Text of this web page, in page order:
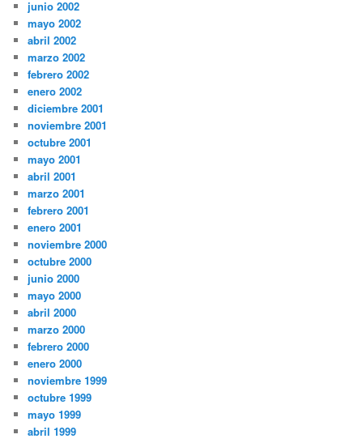
junio 2002
mayo 2002
abril 2002
marzo 2002
febrero 2002
enero 2002
diciembre 2001
noviembre 2001
octubre 2001
mayo 2001
abril 2001
marzo 2001
febrero 2001
enero 2001
noviembre 2000
octubre 2000
junio 2000
mayo 2000
abril 2000
marzo 2000
febrero 2000
enero 2000
noviembre 1999
octubre 1999
mayo 1999
abril 1999